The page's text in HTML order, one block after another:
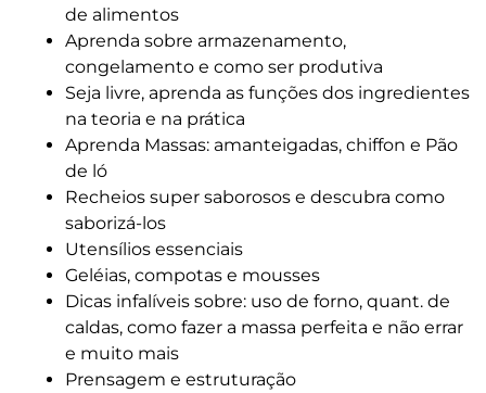
de alimentos
Aprenda sobre armazenamento,
congelamento e como ser produtiva
Seja livre, aprenda as funções dos ingredientes
na teoria e na prática
Aprenda Massas: amanteigadas, chiffon e Pão
de ló
Recheios super saborosos e descubra como
saborizá-los
Utensílios essenciais
Geléias, compotas e mousses
Dicas infalíveis sobre: uso de forno, quant. de
caldas, como fazer a massa perfeita e não errar
e muito mais
Prensagem e estruturação